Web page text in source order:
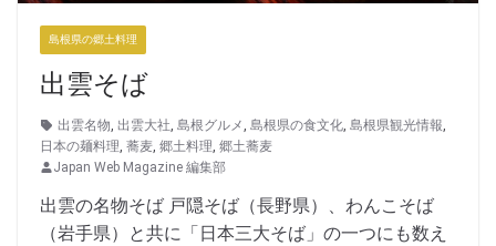
島根県の郷土料理
出雲そば
出雲名物 出雲大社 島根グルメ 島根県の食文化 島根県観光情報
日本の麺料理 蕎麦 郷土料理 郷土蕎麦
Japan Web Magazine 編集部
出雲の名物そば 戸隠そば（長野県）、わんこそば
（岩手県）と共に「日本三大そば」の一つにも数え